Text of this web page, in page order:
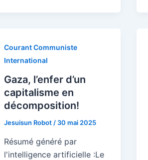
Courant Communiste
International
Gaza, l’enfer d’un
capitalisme en
décomposition!
Jesuisun Robot / 30 mai 2025
Résumé généré par
l'intelligence artificielle :Le